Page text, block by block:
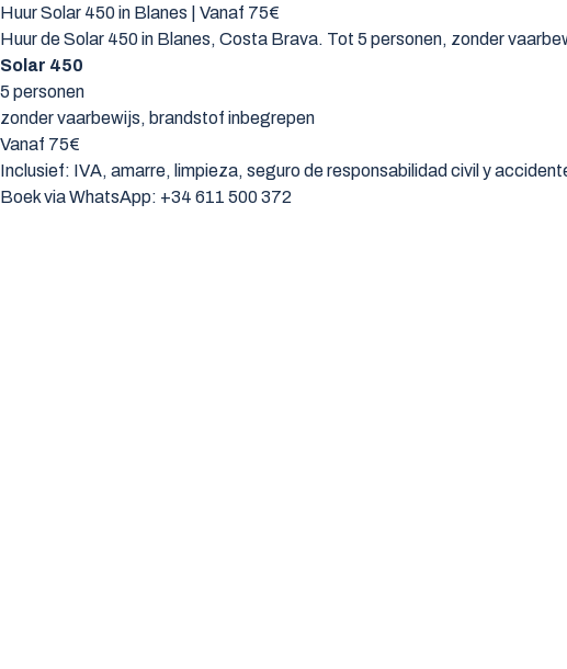
Huur Solar 450 in Blanes | Vanaf 75€
Huur de Solar 450 in Blanes, Costa Brava. Tot 5 personen, zonder
Solar 450
5 personen
zonder vaarbewijs, brandstof inbegrepen
Vanaf 75€
Inclusief: IVA, amarre, limpieza, seguro de responsabilidad civil y
Boek via WhatsApp: +34 611 500 372